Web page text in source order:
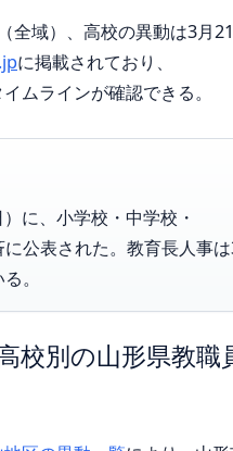
全域）、高校の異動は3月
に掲載されており、
ムラインが確認できる。
に、小学校・中学校・
公表された。教育長人事
。
校別の山形県教職